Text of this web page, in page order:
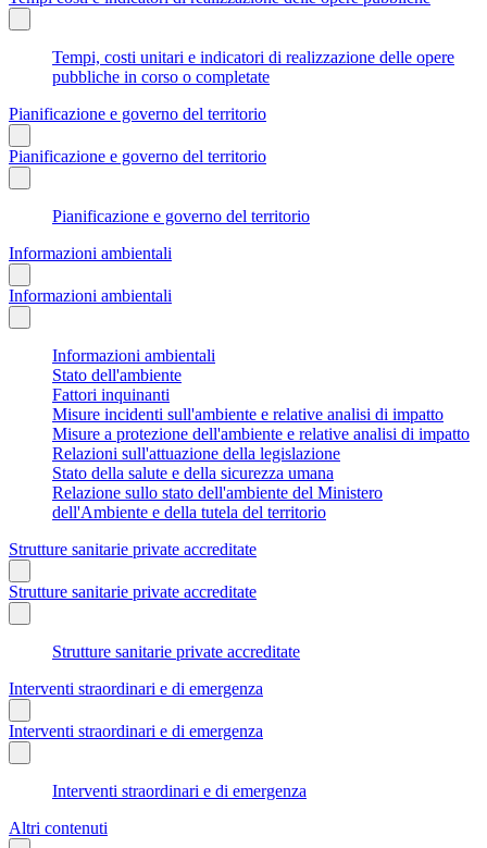
Tempi, costi unitari e indicatori di realizzazione delle opere
pubbliche in corso o completate
Pianificazione e governo del territorio
Pianificazione e governo del territorio
Pianificazione e governo del territorio
Informazioni ambientali
Informazioni ambientali
Informazioni ambientali
Stato dell'ambiente
Fattori inquinanti
Misure incidenti sull'ambiente e relative analisi di impatto
Misure a protezione dell'ambiente e relative analisi di impatto
Relazioni sull'attuazione della legislazione
Stato della salute e della sicurezza umana
Relazione sullo stato dell'ambiente del Ministero
dell'Ambiente e della tutela del territorio
Strutture sanitarie private accreditate
Strutture sanitarie private accreditate
Strutture sanitarie private accreditate
Interventi straordinari e di emergenza
Interventi straordinari e di emergenza
Interventi straordinari e di emergenza
Altri contenuti